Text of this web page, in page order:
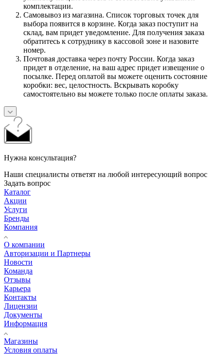
комплектации.
Самовывоз из магазина. Список торговых точек для
выбора появится в корзине. Когда заказ поступит на
склад, вам придет уведомление. Для получения заказа
обратитесь к сотруднику в кассовой зоне и назовите
номер.
Почтовая доставка через почту России. Когда заказ
придет в отделение, на ваш адрес придет извещение о
посылке. Перед оплатой вы можете оценить состояние
коробки: вес, целостность. Вскрывать коробку
самостоятельно вы можете только после оплаты заказа.
Нужна консультация?
Наши специалисты ответят на любой интересующий вопрос
Задать вопрос
Каталог
Акции
Услуги
Бренды
Компания
О компании
Авторизации и Партнеры
Новости
Команда
Отзывы
Карьера
Контакты
Лицензии
Документы
Информация
Магазины
Условия оплаты